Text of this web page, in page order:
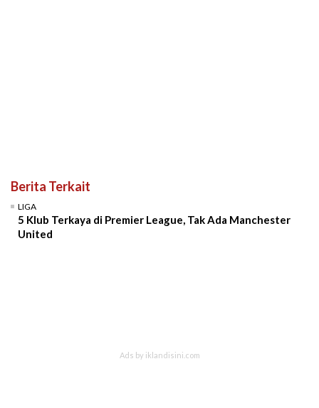
Berita Terkait
LIGA
5 Klub Terkaya di Premier League, Tak Ada Manchester
United